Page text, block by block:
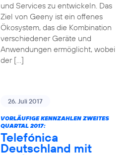
und Services zu entwickeln. Das
Ziel von Geeny ist ein offenes
Ökosystem, das die Kombination
verschiedener Geräte und
Anwendungen ermöglicht, wobei
der […]
26. Juli 2017
VORLÄUFIGE KENNZAHLEN ZWEITES
QUARTAL 2017:
Telefónica
Deutschland mit